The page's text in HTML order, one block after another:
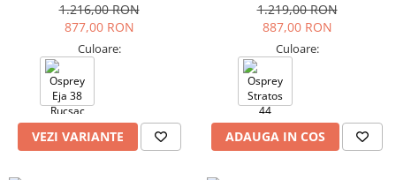
1.216,00 RON
877,00 RON
Culoare:
VEZI VARIANTE
1.219,00 RON
887,00 RON
Culoare:
ADAUGA IN COS